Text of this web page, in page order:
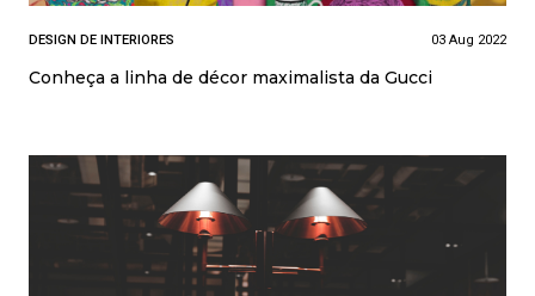
DESIGN DE INTERIORES 03 Aug 2022
Conheça a linha de décor maximalista da Gucci